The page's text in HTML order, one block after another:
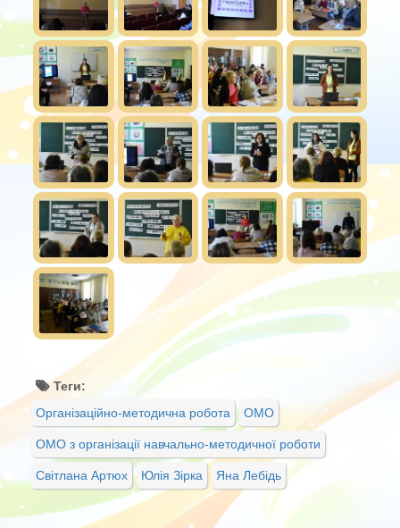
Теги:
Організаційно-методична робота
ОМО
ОМО з організації навчально-методичної роботи
Світлана Артюх Юлія Зірка Яна Лебідь